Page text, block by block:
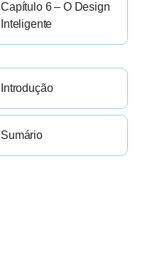
Capítulo 6 – O Design
Inteligente
Introdução
Sumário